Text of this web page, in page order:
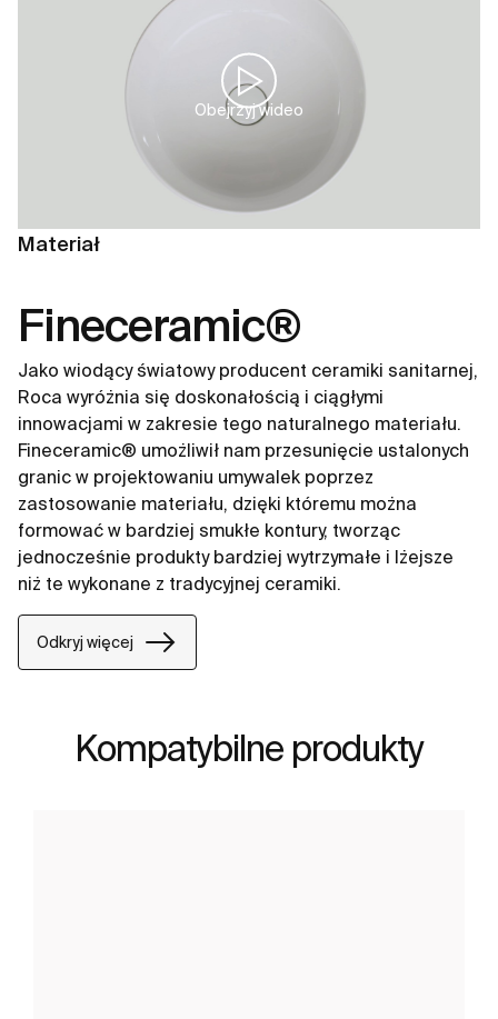
Obejrzyj wideo
Materiał
Fineceramic®
Jako wiodący światowy producent ceramiki sanitarnej,
Roca wyróżnia się doskonałością i ciągłymi
innowacjami w zakresie tego naturalnego materiału.
Fineceramic® umożliwił nam przesunięcie ustalonych
granic w projektowaniu umywalek poprzez
zastosowanie materiału, dzięki któremu można
formować w bardziej smukłe kontury, tworząc
jednocześnie produkty bardziej wytrzymałe i lżejsze
niż te wykonane z tradycyjnej ceramiki.
Odkryj więcej
Kompatybilne produkty